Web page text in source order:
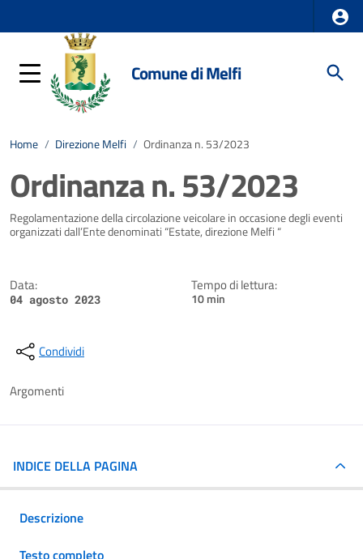
Comune di Melfi
Home / Direzione Melfi / Ordinanza n. 53/2023
Ordinanza n. 53/2023
Dettagli della notizia
Regolamentazione della circolazione veicolare in occasione degli eventi
organizzati dall’Ente denominati “Estate, direzione Melfi “
Data:
04 agosto 2023
Tempo di lettura:
10 min
Condividi
Argomenti
INDICE DELLA PAGINA
Descrizione